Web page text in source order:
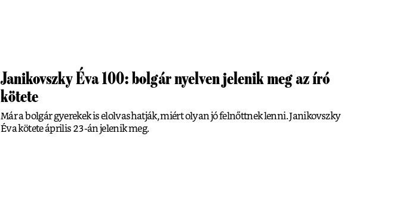
Janikovszky Éva 100: bolgár nyelven jelenik meg az író
kötete
Már a bolgár gyerekek is elolvashatják, miért olyan jó felnőttnek lenni. Janikovszky
Éva kötete április 23-án jelenik meg.